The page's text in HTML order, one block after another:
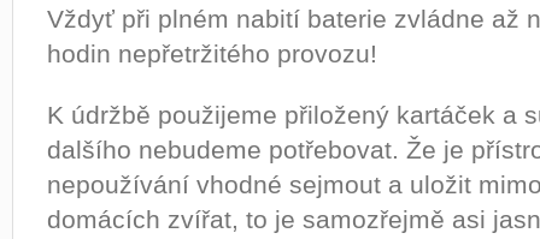
Vždyť při plném nabití baterie zvládne až
hodin nepřetržitého provozu!
K údržbě použijeme přiložený kartáček a
dalšího nebudeme potřebovat. Že je
nepoužívání vhodné sejmout a uložit
domácích zvířat, to je samozřejmě asi